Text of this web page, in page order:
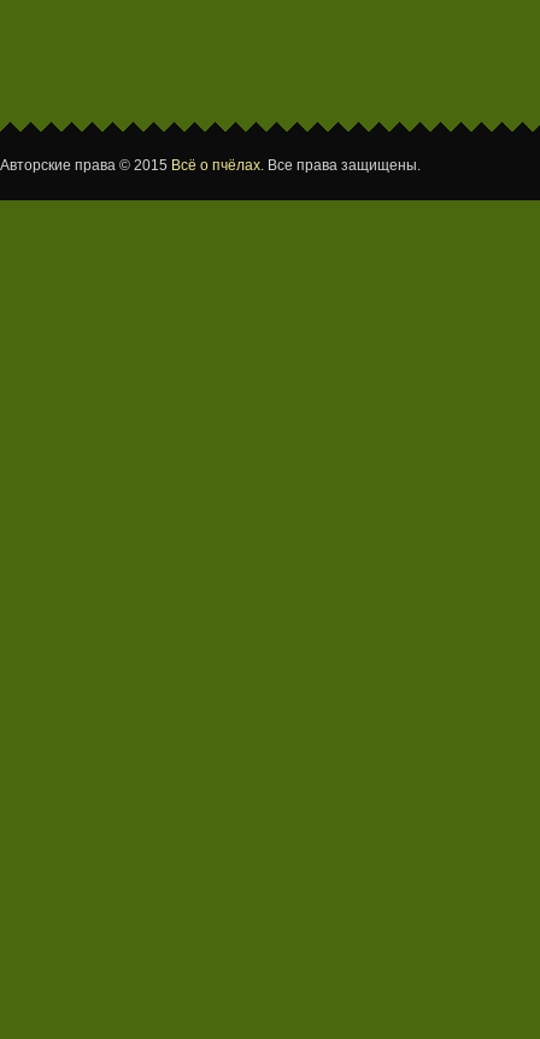
Авторские права © 2015 Всё о пчёлах. Все права защищены.